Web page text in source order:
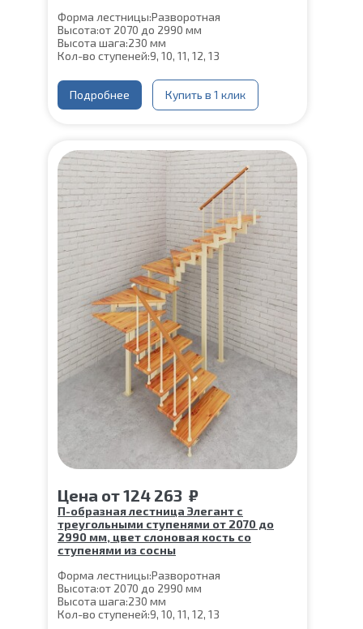
Форма лестницы:Разворотная
Высота:от 2070 до 2990 мм
Высота шага:230 мм
Кол-во ступеней:9, 10, 11, 12, 13
Глубина ступени:
300 мм
Материал каркаса:
Сталь
Материал ступеней:Сосна
Угол наклона: 45°
Срок гарантии (на металлокаркас):25 лет
Подробнее Купить в 1 клик
Цена от124 263 ₽
П-образная лестница Элегант с
треугольными ступенями от 2070 до
2990 мм, цвет слоновая кость со
ступенями из сосны
Форма лестницы:Разворотная
Высота:от 2070 до 2990 мм
Высота шага:230 мм
Кол-во ступеней:9, 10, 11, 12, 13